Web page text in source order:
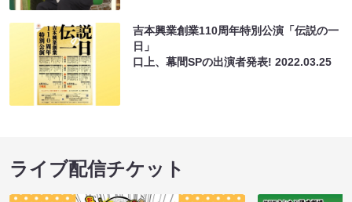
吉本興業創業110周年特別公演「伝説の一
日」
口上、幕間SPの出演者発表!2022.03.25
ライブ配信チケット